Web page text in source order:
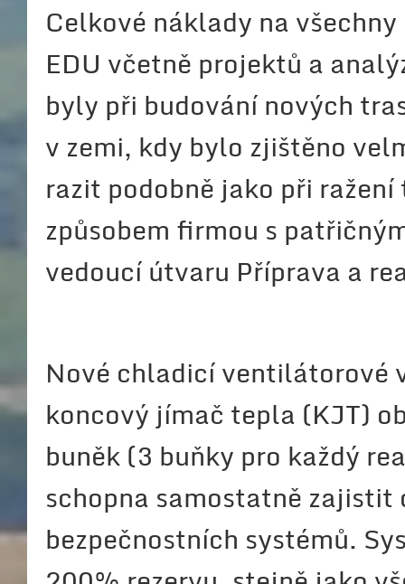
Celkové náklady na
EDU včetně projektů a
byly při budování nových
v zemi, kdy bylo zjištěno
razit podobně jako při
způsobem firmou s
vedoucí útvaru Příprava a
Nové chladicí ventilátorové
koncový jímač tepla (KJT)
buněk (3 buňky pro každý
schopna samostatně
bezpečnostních systémů.